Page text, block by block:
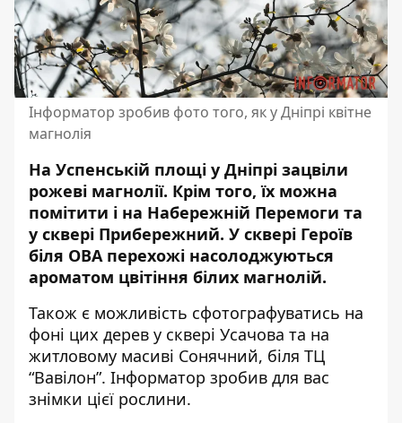
Інформатор зробив фото того, як у Дніпрі квітне
магнолія
На Успенській площі у Дніпрі зацвіли
рожеві магнолії. Крім того, їх можна
помітити і на Набережній Перемоги та
у сквері Прибережний. У сквері Героїв
біля ОВА перехожі насолоджуються
ароматом цвітіння білих магнолій.
Також є можливість сфотографуватись на
фоні цих дерев у сквері Усачова та на
житловому масиві Сонячний, біля ТЦ
“Вавілон”. Інформатор зробив для вас
знімки цієї рослини.